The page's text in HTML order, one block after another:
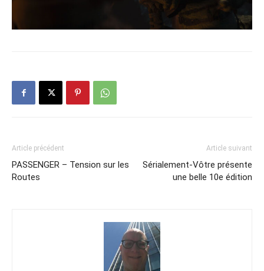
Article précédent
PASSENGER – Tension sur les
Routes
Article suivant
Sérialement-Vôtre présente
une belle 10e édition